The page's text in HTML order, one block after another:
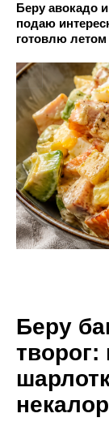
Беру авокадо
подаю
готовлю летом
Беру
творог: